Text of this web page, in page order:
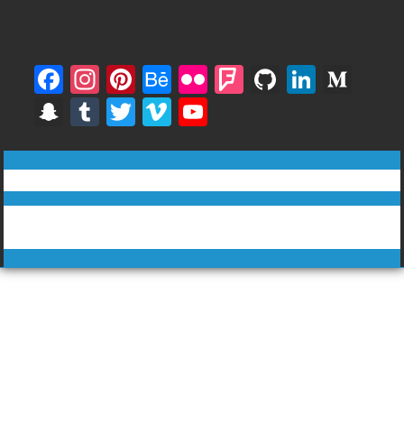
F
ac
e
b
o
k
In
st
a
gr
a
Pi
nt
er
e
st
B
e
h
a
n
e
Fli F
rs
q
ar
e
Gi
u
b
Li
e
dI
u
m
S
n
a
p
h
at
T
u
m
bl
T
w
itt
er
Vi
m
e
o
o
u
T
b
e